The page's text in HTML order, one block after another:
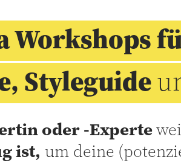
Workshops
Styleguide
oder -Experte
ist, um deine